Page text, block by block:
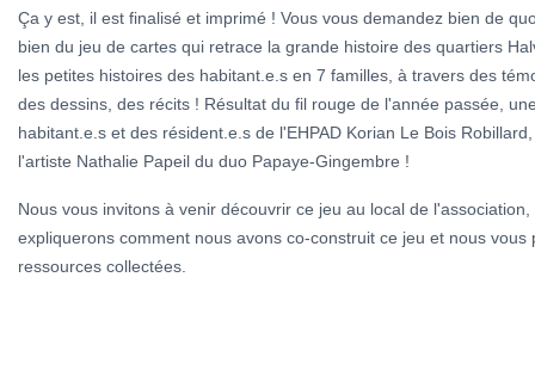
Ça y est, il est finalisé et imprimé ! Vous vous demandez bien de
bien du jeu de cartes qui retrace la grande histoire des quartiers
les petites histoires des habitant.e.s en 7 familles, à travers des
des dessins, des récits ! Résultat du fil rouge de l'année passée,
habitant.e.s et des résident.e.s de l'EHPAD Korian Le Bois
l'artiste Nathalie Papeil du duo Papaye-Gingembre !
Nous vous invitons à venir découvrir ce jeu au local de
expliquerons comment nous avons co-construit ce jeu et nous vous
ressources collectées.